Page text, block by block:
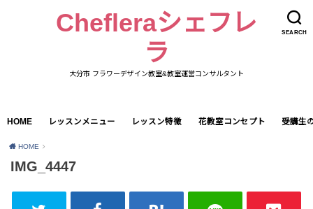
SEARCH
Chefleraシェフレ
ラ
大分市 フラワーデザイン教室&教室運営コンサルタント
HOME レッスンメニュー レッスン特徴 花教室コンセプト 受講生
HOME
IMG_4447